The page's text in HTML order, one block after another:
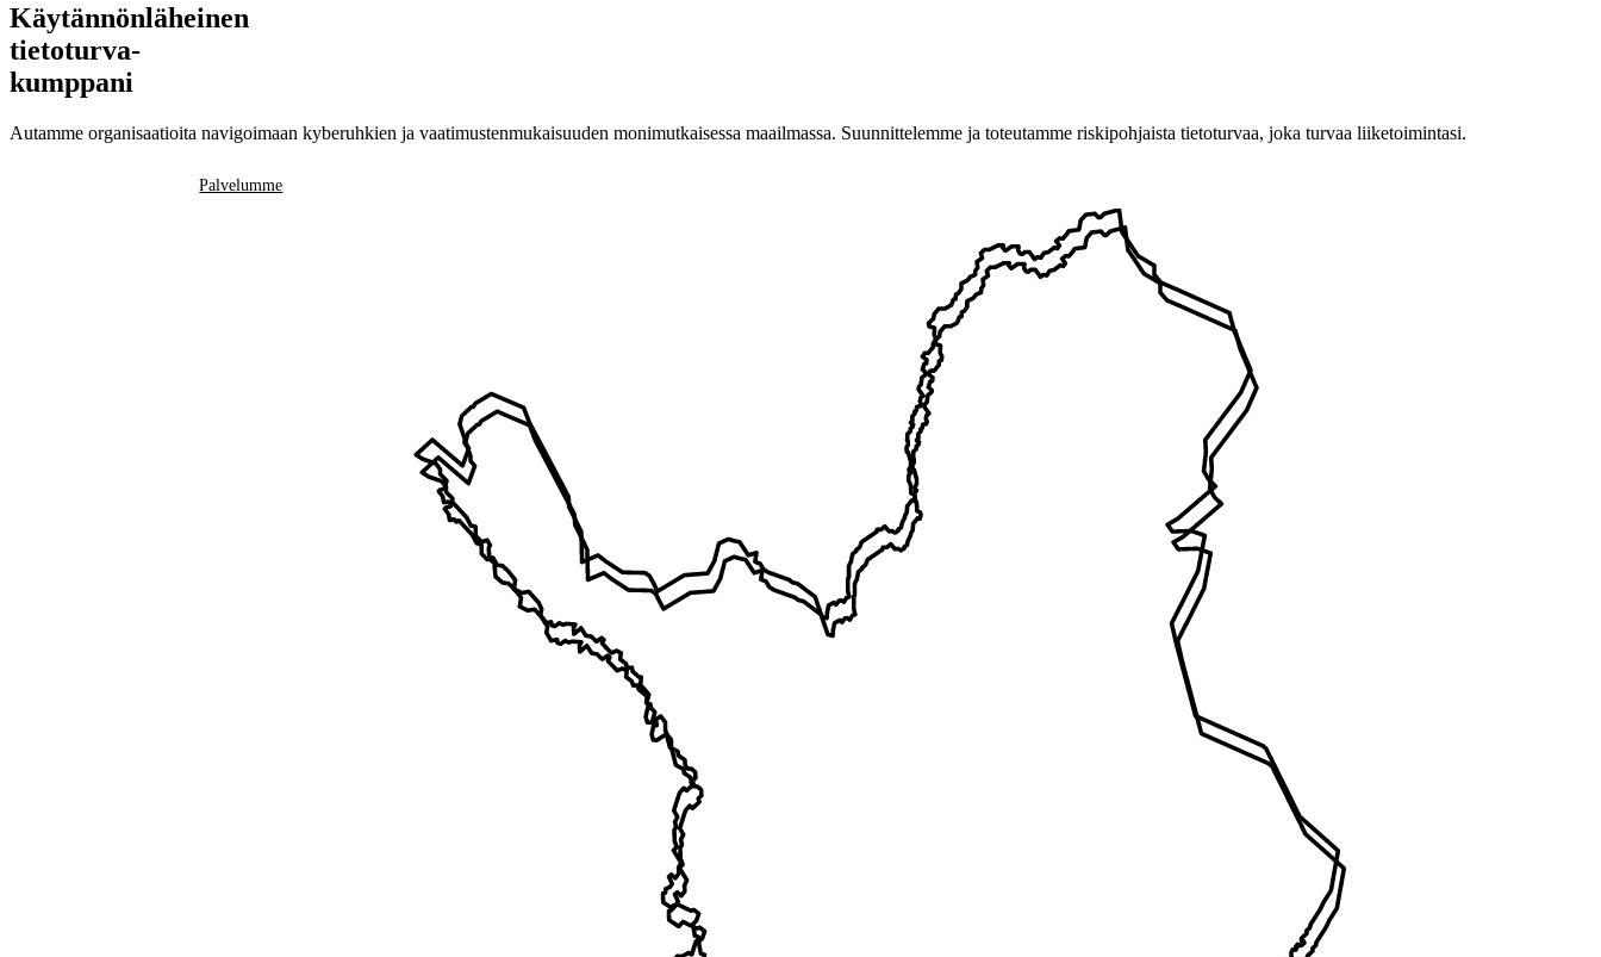
Käytännönläheinen
tietoturva-
kumppani
Autamme organisaatioita navigoimaan kyberuhkien ja vaatimustenmukaisuuden monimutkaisessa maailmassa. Suunnittelemme ja toteutamme riskipohjaista tietoturvaa, joka turvaa liiketoimintasi.
Palvelumme